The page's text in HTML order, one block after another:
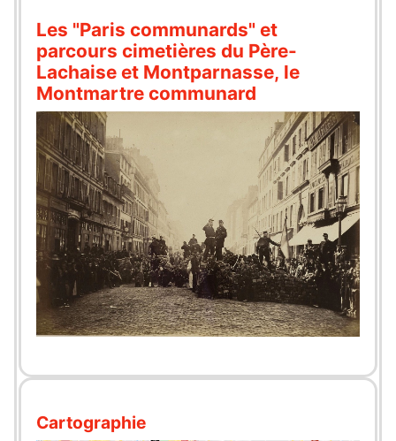
Les "Paris communards" et
parcours cimetières du Père-
Lachaise et Montparnasse, le
Montmartre communard
Cartographie